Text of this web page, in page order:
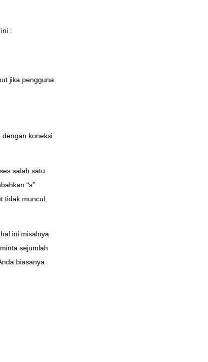
:
jika pengguna
dengan koneksi
salah satu
“s”
tidak muncul,
ini misalnya
sejumlah
biasanya